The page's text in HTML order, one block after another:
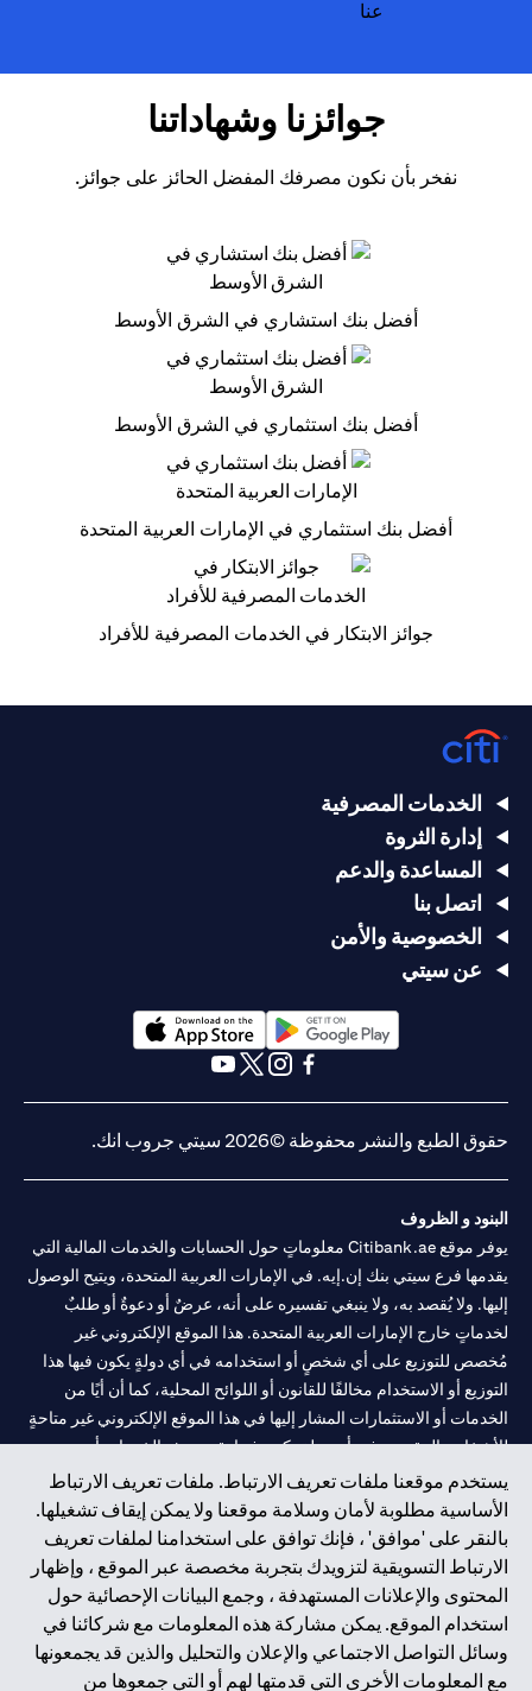
جوائزنا وشهاداتنا
نفخر بأن نكون مصرفك المفضل الحائز على جوائز.
أفضل بنك استشاري في الشرق الأوسط
أفضل بنك استثماري في الشرق الأوسط
أفضل بنك استثماري في الإمارات العربية المتحدة
جوائز الابتكار في الخدمات المصرفية للأفراد
يستخدم موقعنا ملفات تعريف الارتباط. ملفات تعريف الارتباط
الأساسية مطلوبة لأمان وسلامة موقعنا ولا يمكن إيقاف تشغيلها.
بالنقر على 'موافق' ، فإنك توافق على استخدامنا لملفات تعريف
الارتباط التسويقية لتزويدك بتجربة مخصصة عبر الموقع ، وإظهار
المحتوى والإعلانات المستهدفة ، وجمع البيانات الإحصائية حول
استخدام الموقع. يمكن مشاركة هذه المعلومات مع شركائنا في
وسائل التواصل الاجتماعي والإعلان والتحليل والذين قد يجمعونها
مع المعلومات الأخرى التي قدمتها لهم أو التي جمعوها من
الخدمات المصرفية
إدارة الثروة
المساعدة والدعم
اتصل بنا
الخصوصية والأمن
عن سيتي
(opens in a new tab)
حقوق الطبع والنشر محفوظة ©2026 سيتي جروب انك.
البنود و الظروف
يوفر موقع Citibank.ae معلوماتٍ حول الحسابات والخدمات المالية التي
يقدمها فرع سيتي بنك إن.إيه. في الإمارات العربية المتحدة، ويتيح الوصول
إليها. ولا يُقصد به، ولا ينبغي تفسيره على أنه، عرضٌ أو دعوةٌ أو طلبٌ
لخدماتٍ خارج الإمارات العربية المتحدة. هذا الموقع الإلكتروني غير
مُخصص للتوزيع على أي شخصٍ أو استخدامه في أي دولةٍ يكون فيها هذا
التوزيع أو الاستخدام مخالفًا للقانون أو اللوائح المحلية، كما أن أيًا من
الخدمات أو الاستثمارات المشار إليها في هذا الموقع الإلكتروني غير متاحةٍ
للأشخاص المقيمين في أي دولةٍ يكون فيها تقديم هذه الخدمات أو
الاستثمارات مخالفًا للقانون أو اللوائح المحلية.
سيتي بنك هي علامة خدمة لشركة Citigroup Inc. أو .Citibank N.A ،
مستخدمة ومسجلة في جميع أنحاء العالم.
سيتي بنك إن. إيه. الإمارات مسجل لدى مصرف الإمارات المركزي تحت
أرقام التراخيص 202563 لفرع الوصل في دبي، 531989 لفرع مول
الإمارات في دبي، و
CN-1002019 لفرع أبوظبي. هاتف: 4000 311 04.